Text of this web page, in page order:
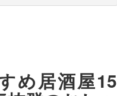
め居酒屋15